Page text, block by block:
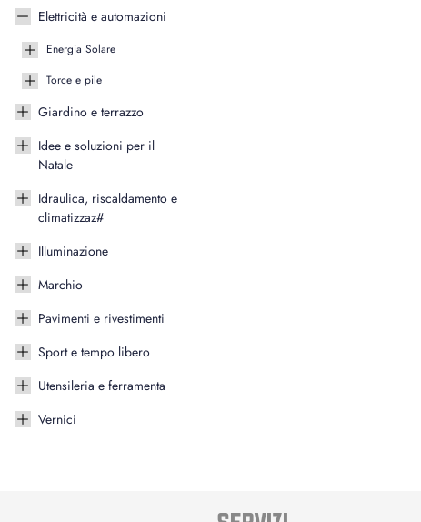
Elettricità e automazioni
Energia Solare
Torce e pile
Giardino e terrazzo
Idee e soluzioni per il
Natale
Idraulica, riscaldamento e
climatizzaz#
Illuminazione
Marchio
Pavimenti e rivestimenti
Sport e tempo libero
Utensileria e ferramenta
Vernici